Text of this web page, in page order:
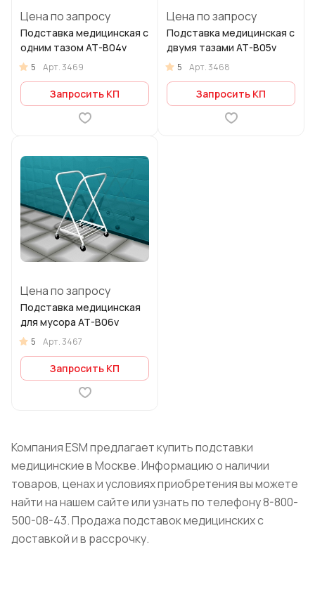
Цена по запросу
Подставка медицинская с
одним тазом AT-B04v
5 Арт.3469
Запросить КП
Цена по запросу
Подставка медицинская с
двумя тазами AT-B05v
5 Арт.3468
Запросить КП
Цена по запросу
Подставка медицинская
для мусора AT-B06v
5 Арт.3467
Запросить КП
Компания ESM предлагает купить подставки
медицинские в Москве. Информацию о наличии
товаров, ценах и условиях приобретения вы можете
найти на нашем сайте или узнать по телефону 8-800-
500-08-43. Продажа подставок медицинских с
доставкой и в рассрочку.